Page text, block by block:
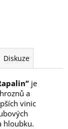
Diskuze
je
a
vinic
hloubku.